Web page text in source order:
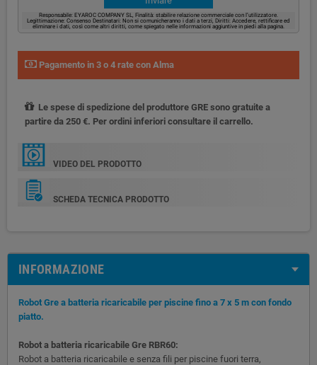
Responsabile: EYAROC COMPANY SL, Finalità: stabilire relazione commerciale con l’utilizzatore.
Legittimazione: Consenso Destinatari: Non si comunicheranno i dati a terzi, Diritti: Accedere, rettificare ed
eliminare i dati, così come altri diritti, come spiegato nelle informazioni aggiuntive in piedi alla pagina.
Pagamento in 3 o 4 rate con Alma
Le spese di spedizione del produttore GRE sono gratuite a
partire da 250 €. Per ordini inferiori consultare il carrello.
VIDEO DEL PRODOTTO
SCHEDA TECNICA PRODOTTO
INFORMAZIONE
Robot Gre a batteria ricaricabile per piscine fino a 7 x 5 m con fondo
piatto.
Robot a batteria ricaricabile Gre RBR60:
Robot a batteria ricaricabile e senza fili per piscine fuori terra,